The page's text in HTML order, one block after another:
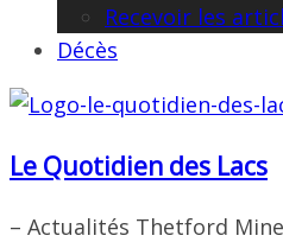
Recevoir les
Décès
Le Quotidien des Lacs
– Actualités Thetford